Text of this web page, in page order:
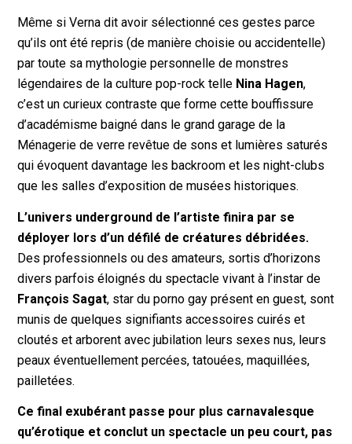
Même si Verna dit avoir sélectionné ces gestes parce
qu’ils ont été repris (de manière choisie ou accidentelle)
par toute sa mythologie personnelle de monstres
légendaires de la culture pop-rock telle Nina Hagen,
c’est un curieux contraste que forme cette bouffissure
d’académisme baigné dans le grand garage de la
Ménagerie de verre revêtue de sons et lumières saturés
qui évoquent davantage les backroom et les night-clubs
que les salles d’exposition de musées historiques.
L’univers underground de l’artiste finira par se
déployer lors d’un défilé de créatures débridées.
Des professionnels ou des amateurs, sortis d’horizons
divers parfois éloignés du spectacle vivant à l’instar de
François Sagat, star du porno gay présent en guest, sont
munis de quelques signifiants accessoires cuirés et
cloutés et arborent avec jubilation leurs sexes nus, leurs
peaux éventuellement percées, tatouées, maquillées,
pailletées.
Ce final exubérant passe pour plus carnavalesque
qu’érotique et conclut un spectacle un peu court, pas